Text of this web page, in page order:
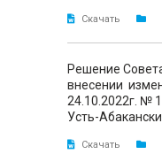
Скачать
Решение
внесении
24.10.2022г. №
Усть-
Скачать